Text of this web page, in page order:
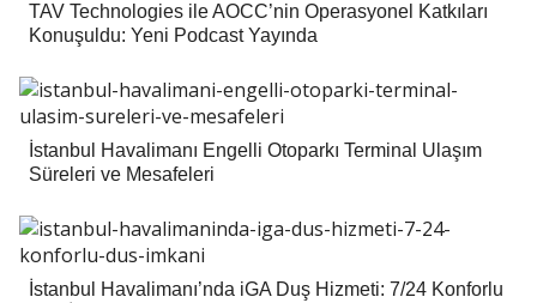
TAV Technologies ile AOCC’nin Operasyonel Katkıları
Konuşuldu: Yeni Podcast Yayında
İstanbul Havalimanı Engelli Otoparkı Terminal Ulaşım
Süreleri ve Mesafeleri
İstanbul Havalimanı’nda iGA Duş Hizmeti: 7/24 Konforlu